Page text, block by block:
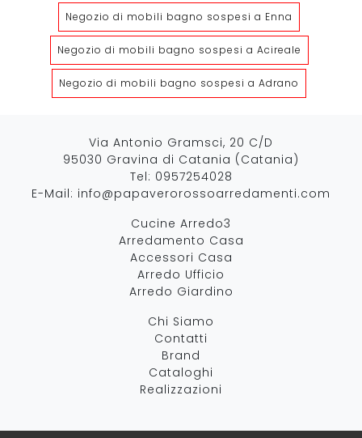
Negozio di mobili bagno sospesi a Enna
Negozio di mobili bagno sospesi a Acireale
Negozio di mobili bagno sospesi a Adrano
Via Antonio Gramsci, 20 C/D
95030 Gravina di Catania (Catania)
Tel: 0957254028
E-Mail: info@papaverorossoarredamenti.com
Cucine Arredo3
Arredamento Casa
Accessori Casa
Arredo Ufficio
Arredo Giardino
Chi Siamo
Contatti
Brand
Cataloghi
Realizzazioni